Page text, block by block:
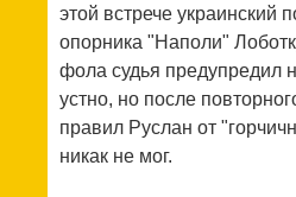
этой встрече украинский
опорника "Наполи"
фола судья предупредил
устно, но после
правил Руслан от
никак не мог.